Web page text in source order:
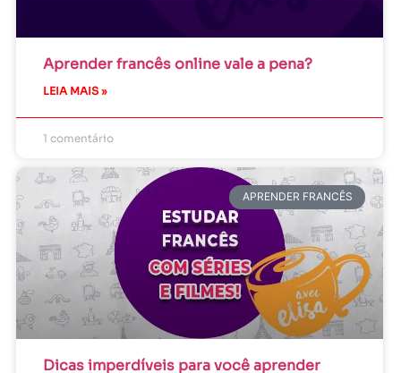
Aprender francês online vale a pena?
LEIA MAIS »
1 comentário
APRENDER FRANCÊS
Dicas imperdíveis para você aprender